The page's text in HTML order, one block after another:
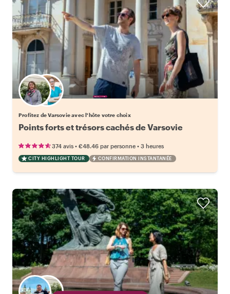
Choisissez votre local favori
Profitez de Varsovie avec l'hôte votre choix
Points forts et trésors cachés de Varsovie
374 avis • €48.46 par personne • 3 heures
CITY HIGHLIGHT TOUR CONFIRMATION INSTANTANÉE